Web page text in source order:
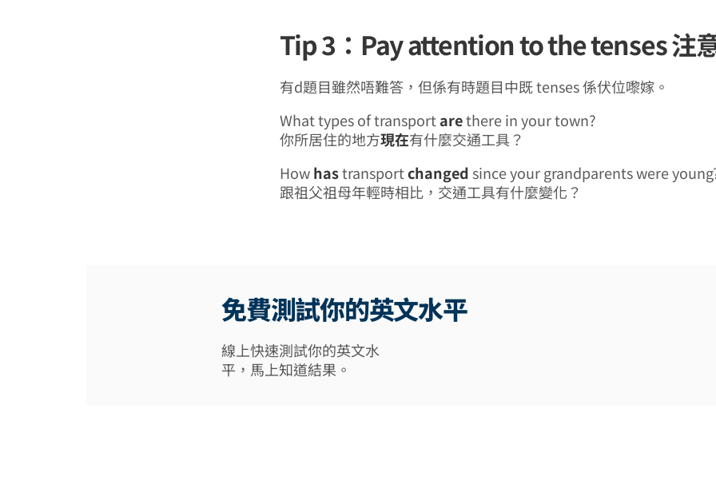
Tip 3：Pay attention to the tenses 注
有d題目雖然唔難答，但係有時題目中既 tenses 係伏位嚟嫁。
What types of transportarethere in your town?
你所居住的地方現在有什麼交通工具？
Howhastransportchangedsince your grandparents were
跟祖父祖母年輕時相比，交通工具有什麼變化？
免費測試你的英文水平
線上快速測試你的英文水
平，馬上知道結果。